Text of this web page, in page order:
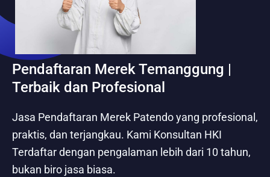
Pendaftaran Merek Temanggung |
Terbaik dan Profesional
Jasa Pendaftaran Merek Patendo yang profesional,
praktis, dan terjangkau. Kami Konsultan HKI
Terdaftar dengan pengalaman lebih dari 10 tahun,
bukan biro jasa biasa.